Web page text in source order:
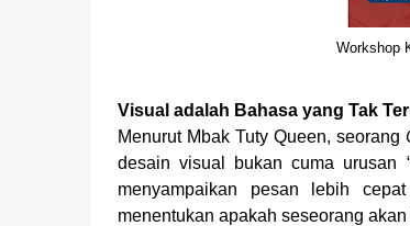
Workshop
Visual adalah Bahasa yang Tak
Menurut Mbak Tuty Queen, seorang
desain visual bukan cuma urusan
menyampaikan pesan lebih
menentukan apakah seseorang